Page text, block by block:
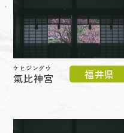
ケヒジングウ
氣比神宮 福井県